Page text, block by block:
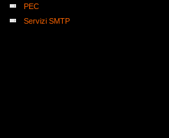
PEC
Servizi SMTP